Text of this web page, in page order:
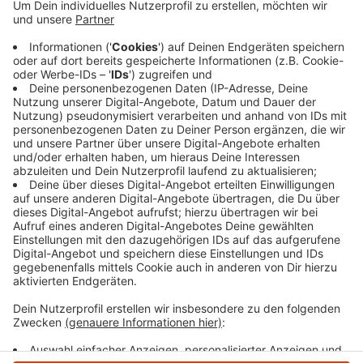
abbiegen. Dabei missachtete er jedoch die
Vorfahrt eines 23-jährigen Wuppertalers. Die
Autos stießen zusammen und wurden beide stark
beschädigt. Den Sachschaden schätzt die Polizei
auf einige zehntausend Euro. Die Autos mussten
abgeschleppt werden, der Hagener kam leicht
verletzt ins Krankenhaus.
Veröffentlicht:Mittwoch, 20.08.2025 16:21
Anzeige
Anzeige